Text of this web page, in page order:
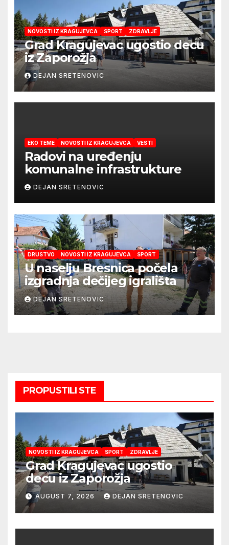
NOVOSTI IZ KRAGUJEVCA SPORT ZDRAVLJE
Grad Kragujevac ugostio decu
iz Zaporožja
DEJAN SRETENOVIC
EKO TEME NOVOSTI IZ KRAGUJEVCA VESTI
Radovi na uređenju
komunalne infrastrukture
DEJAN SRETENOVIC
DRUSTVO NOVOSTI IZ KRAGUJEVCA SPORT
U naselju Bresnica počela
izgradnja dečijeg igrališta
DEJAN SRETENOVIC
PROPUSTILI STE
NOVOSTI IZ KRAGUJEVCA SPORT ZDRAVLJE
Grad Kragujevac ugostio
decu iz Zaporožja
AUGUST 7, 2026 DEJAN SRETENOVIC